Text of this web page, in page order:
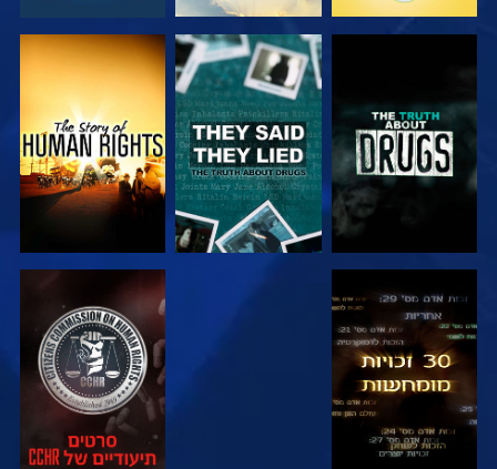
צפה צפה
צפה צפה